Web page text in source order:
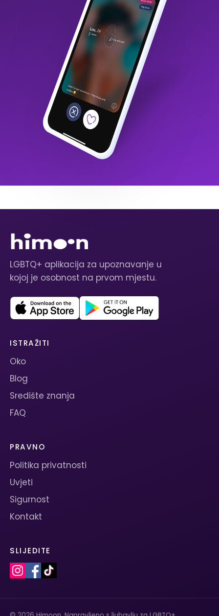
LGBTQ+ aplikacija za upoznavanje u
kojoj je osobnost na prvom mjestu.
ISTRAŽITI
Oko
Blog
Središte znanja
FAQ
PRAVNO
Politika privatnosti
Uvjeti
Sigurnost
Kontakt
SLIJEDITE